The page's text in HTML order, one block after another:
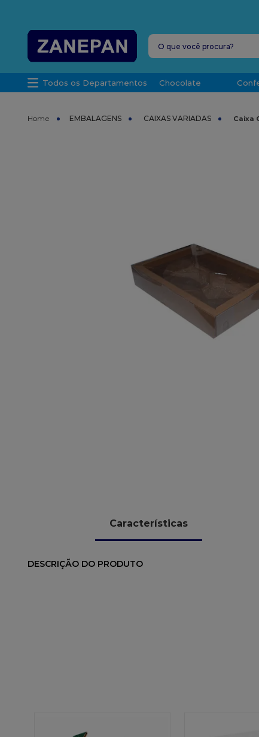
O que você procura?
Todos os Departamentos Chocolate
EMBALAGENS CAIXAS VARIADAS Caixa
Características
DESCRIÇÃO DO PRODUTO
leite
9º
caixa
10º